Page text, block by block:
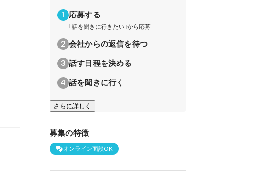
応募する
｢話を聞きに行きたい｣から応募
会社からの返信を待つ
話す日程を決める
話を聞きに行く
さらに詳しく
募集の特徴
オンライン面談OK